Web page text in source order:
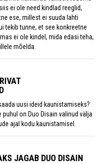
ei ole need kindlad reeglid,
ese, millest ei suuda lahti
tekib tunne, et see konkreetne
ei ole kindel, mida edasi teha,
mõelda.
uusi ideid kaunistamiseks?
on Duo Disain valinud välja
ajal kodu kaunistamisel.
JAGAB DUO DISAIN